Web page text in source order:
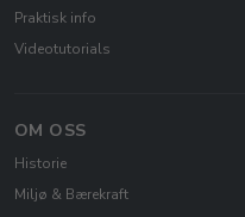
Praktisk info
Videotutorials
OM OSS
Historie
Miljø & Bærekraft